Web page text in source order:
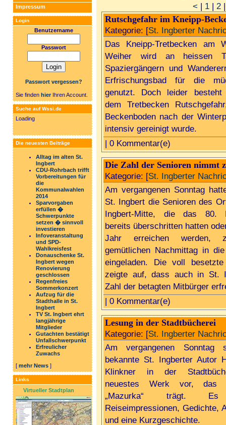
Login
Benutzername
Passwort
Passwort vergessen?
Sie finden hierIhren Account.
Suche auf Wssi.de
Loading
Die neuesten Beiträge
Alltag im alten St.
Ingbert
CDU-Rohrbach trifft
Vorbereitungen für
die
Kommunalwahlen
2014
Sparvorgaben
erfüllen �
Schwerpunkte
setzen � sinnvoll
investieren
Infoveranstaltung
und SPD-
Wahlkreisfest
Donauschenke St.
Ingbert wegen
Renovierung
geschlossen
Regenfreies
Sommerkonzert
Aufzug für die
Stadthalle in St.
Ingbert
TV St. Ingbert ehrt
langjährige
Mitglieder
Gutachten bestätigt
Unfallschwerpunkt
Erfreulicher
Zuwachs
[ mehr News ]
Links
Virtueller Stadtplan
<
1| 2
Rutschgefahr im Kneipp-
Kategorie: [St. Ingberter
Das Kneipp-Tretbecken am
Weiher wird an heissen
Spaziergängern und
Erfrischungsbad für die
genutzt. Doch leider
dem Tretbecken
Beckenboden nach der
intensiv gereinigt wurde.
| 0 Kommentar(e)
Die Zahl der Senioren nimmt
Kategorie: [St. Ingberter
Am vergangenen Sonntag
St. Ingbert die Senioren des
Ingbert-Mitte, die das 80.
bereits überschritten hatten
Jahr erreichen werden,
gemütlichen Nachmittag in
eingeladen. Die voll besetzte
zeigte auf, dass auch in St.
Zahl der betagten Mitbürger
| 0 Kommentar(e)
Lesung in der Stadtbücherei
Kategorie: [St. Ingberter
Am vergangenen Sonntag
bekannte St. Ingberter Autor
Klinkner in der
neuestes Werk vor, das
„Mazurka“ trägt. Es
Reiseimpressionen, Gedichte,
und eine Kurzgeschichte.
Impressum